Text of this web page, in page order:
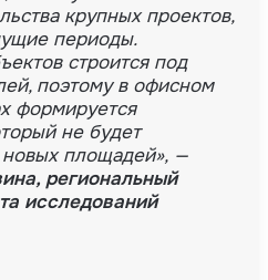
крупных проектов,
периоды.
строится под
поэтому в офисном
формируется
не будет
площадей», —
региональный
исследований